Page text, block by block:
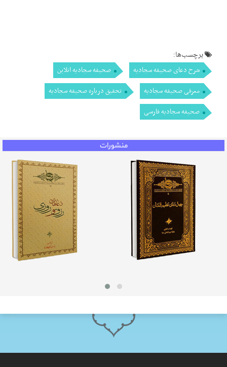
برچسب‌ها:
شرح دعای صحیفه سجادیه
صحیفه سجادیه انلاین
معرفی صحیفه سجادیه
تحقیق درباره صحیفه سجادیه
صحیفه سجادیه فارسی
منشورات